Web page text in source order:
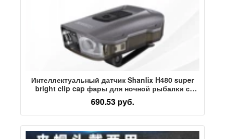
Интеллектуальный датчик Shanlix H480 super
bright clip cap фары для ночной рыбалки с
подсветкой краев фар длительный срок
службы батареи clip cap light
690.53 руб.